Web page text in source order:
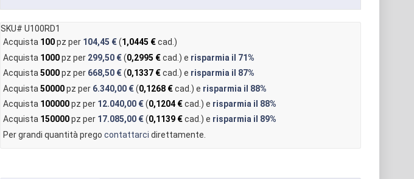
SKU# U100RD1
Acquista 100pz per 104,45 €(1,0445 €cad.)
Acquista 1000pz per 299,50 €(0,2995 €cad.) e risparmia il 71%
Acquista 5000pz per 668,50 €(0,1337 €cad.) e risparmia il 87%
Acquista 50000pz per 6.340,00 €(0,1268 €cad.) e risparmia il 88%
Acquista 100000pz per 12.040,00 €(0,1204 €cad.) e risparmia il 88%
Acquista 150000pz per 17.085,00 €(0,1139 €cad.) e risparmia il 89%
Per grandi quantità prego contattarci direttamente.